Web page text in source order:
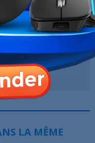
100/1000Base-T, 4 ports
LA MÊME